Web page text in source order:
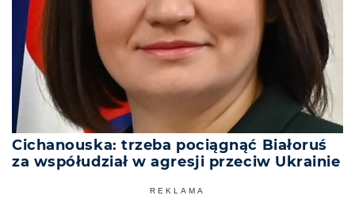
Cichanouska: trzeba pociągnąć Białoruś
za współudział w agresji przeciw Ukrainie
REKLAMA